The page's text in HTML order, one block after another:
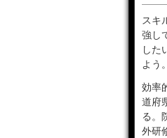
スキ
強し
した
よう。
効率
道府
る。
外研